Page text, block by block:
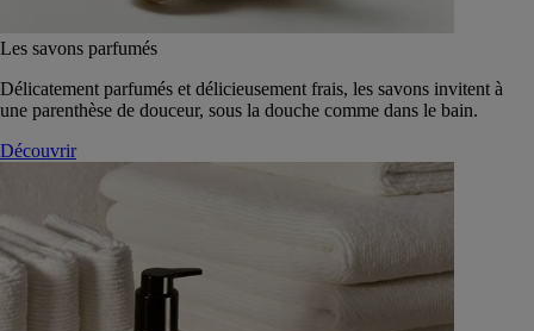
Les savons parfumés
Délicatement parfumés et délicieusement frais, les savons invitent à
une parenthèse de douceur, sous la douche comme dans le bain.
Découvrir